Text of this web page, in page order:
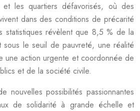
et les quartiers défavorisés, où des
dans des conditions de précarité
statistiques révèlent que 8,5 % de la
sous le seuil de pauvreté, une réalité
une action urgente et coordonnée de
et de la société civile.
nouvelles possibilités passionnantes
de solidarité à grande échelle et